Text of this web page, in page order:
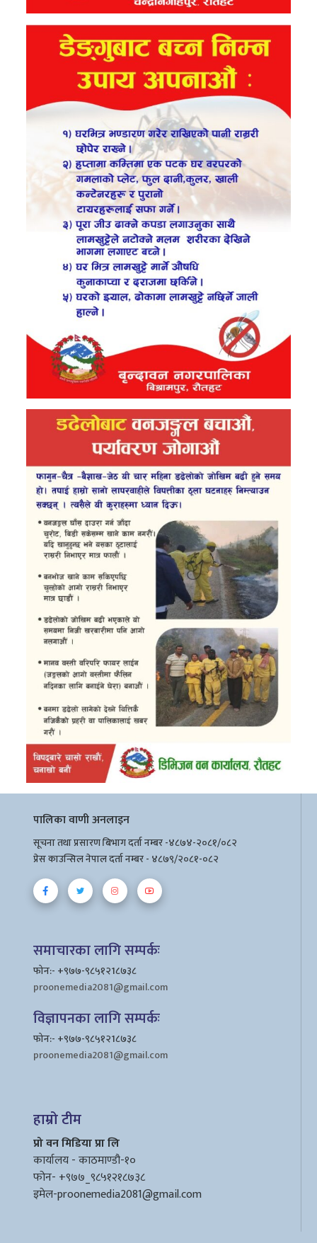
पालिका वाणी अनलाइन
सूचना तथा प्रसारण बिभाग दर्ता नम्बर -४८७४-२०८१/०८२
प्रेस काउन्सिल नेपाल दर्ता नम्बर - ४८७९/२०८१-०८२
समाचारका लागि सम्पर्कः
फोन:- +९७७-९८५१२1८७३८
proonemedia2081@gmail.com
विज्ञापनका लागि सम्पर्कः
फोन:- +९७७-९८५१२1८७३८
proonemedia2081@gmail.com
हाम्रो टीम
प्रो वन मिडिया प्रा लि
कार्यालय - काठमाण्डौ-१०
फोन- +९७७_९८५१२१८७३८
इमेल-proonemedia2081@gmail.com